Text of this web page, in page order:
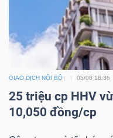
GIAO DỊCH NỘI BỘ 05/08 18:36
25 triệu cp HHV
10,050 đồng/cp